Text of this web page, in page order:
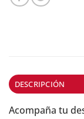
DESCRIPCIÓN
Acompaña tu